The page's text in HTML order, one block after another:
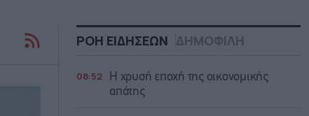
ΧΡΗΜΑΤΙΣΤΗΡΙΟ ΠΟΛΙΤΙΚΗ
ΡΟΗ ΕΙΔΗΣΕΩΝ ΔΗΜΟΦΙΛΗ
08:52
Η χρυσή εποχή της οικονομικής
απάτης